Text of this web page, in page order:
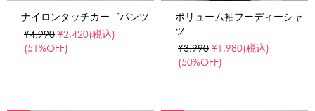
ナイロンタッチカーゴパンツ
¥4,990 ¥2,420(税込)
(51%OFF)
ボリューム袖フーディーシャ
ツ
¥3,990 ¥1,980(税込)
(50%OFF)